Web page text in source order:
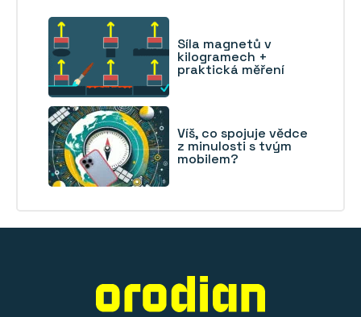
Síla magnetů v
kilogramech +
praktická měření
Víš, co spojuje vědce
z minulosti s tvým
mobilem?